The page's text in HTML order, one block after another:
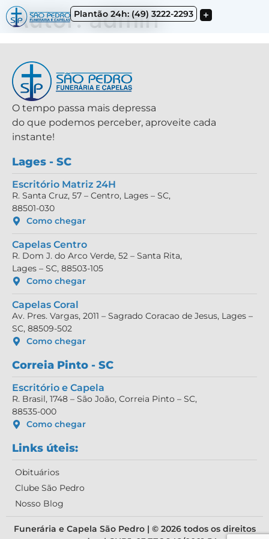
Plantão 24h: (49) 3222-2293
Autor:admin
O tempo passa mais depressa
do que podemos perceber, aproveite cada
instante!
Lages - SC
Escritório Matriz 24H
R. Santa Cruz, 57 – Centro, Lages – SC,
88501-030
Como chegar
Capelas Centro
R. Dom J. do Arco Verde, 52 – Santa Rita,
Lages – SC, 88503-105
Como chegar
Capelas Coral
Av. Pres. Vargas, 2011 – Sagrado Coracao de Jesus, Lages –
SC, 88509-502
Como chegar
Correia Pinto - SC
Escritório e Capela
R. Brasil, 1748 – São João, Correia Pinto – SC,
88535-000
Como chegar
Links úteis:
Obituários
Clube São Pedro
Nosso Blog
Funerária e Capela São Pedro | © 2026 todos os direitos